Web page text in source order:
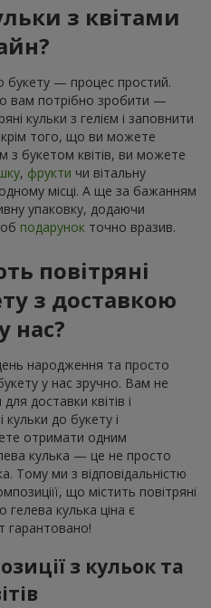
з квітами
букету — процес простий.
вам потрібно зробити —
кульки з гелієм і заповнити
того, що ви можете
з букетом квітів, ви можете
, фрукти чи вітальну
місці. А ще за бажанням
упаковку, додаючи
подарунок точно вразив.
повітряні
з доставкою
нас?
народження та просто
у нас зручно. Вам не
доставки квітів і
кульки до букету і
отримати одним
кулька — це не просто
Тому ми з відповідальністю
що містить повітряні
гелева кулька ціна є
гарантовано!
з кульок та